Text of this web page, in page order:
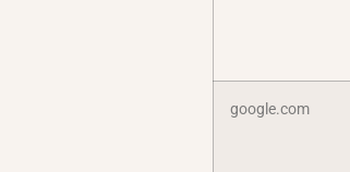
google.com